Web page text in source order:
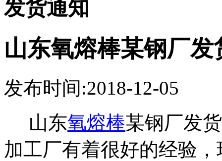
发货通知
山东氧熔棒某钢厂发
发布时间:2018-12-05
山东氧熔棒某钢厂发
加工厂有着很好的经验